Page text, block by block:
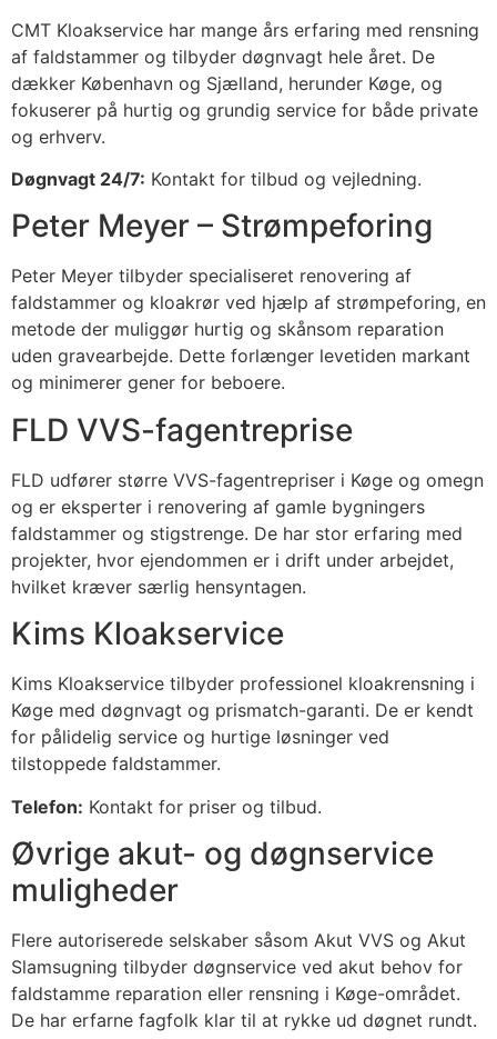
CMT Kloakservice har mange års erfaring med rensning
af faldstammer og tilbyder døgnvagt hele året. De
dækker København og Sjælland, herunder Køge, og
fokuserer på hurtig og grundig service for både private
og erhverv.
Døgnvagt 24/7: Kontakt for tilbud og vejledning.
Peter Meyer – Strømpeforing
Peter Meyer tilbyder specialiseret renovering af
faldstammer og kloakrør ved hjælp af strømpeforing, en
metode der muliggør hurtig og skånsom reparation
uden gravearbejde. Dette forlænger levetiden markant
og minimerer gener for beboere.
FLD VVS-fagentreprise
FLD udfører større VVS-fagentrepriser i Køge og omegn
og er eksperter i renovering af gamle bygningers
faldstammer og stigstrenge. De har stor erfaring med
projekter, hvor ejendommen er i drift under arbejdet,
hvilket kræver særlig hensyntagen.
Kims Kloakservice
Kims Kloakservice tilbyder professionel kloakrensning i
Køge med døgnvagt og prismatch-garanti. De er kendt
for pålidelig service og hurtige løsninger ved
tilstoppede faldstammer.
Telefon: Kontakt for priser og tilbud.
Øvrige akut- og døgnservice
muligheder
Flere autoriserede selskaber såsom Akut VVS og Akut
Slamsugning tilbyder døgnservice ved akut behov for
faldstamme reparation eller rensning i Køge-området.
De har erfarne fagfolk klar til at rykke ud døgnet rundt.